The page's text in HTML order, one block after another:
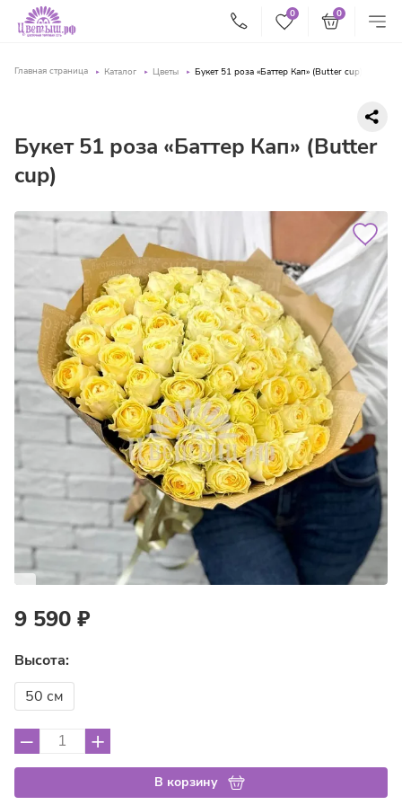
0 0
Главная страница Каталог Цветы Букет 51 роза «Баттер Кап» (Butter cup)
Букет 51 роза «Баттер Кап» (Butter
cup)
9 590 ₽
Высота:
50 см
– +
В корзину